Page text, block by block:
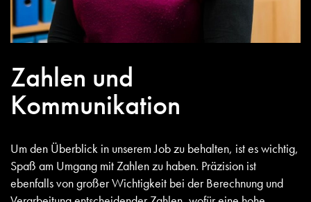
Zahlen und
Kommunikation
Um den Überblick in unserem Job zu behalten, ist es wichtig,
Spaß am Umgang mit Zahlen zu haben. Präzision ist
ebenfalls von großer Wichtigkeit bei der Berechnung und